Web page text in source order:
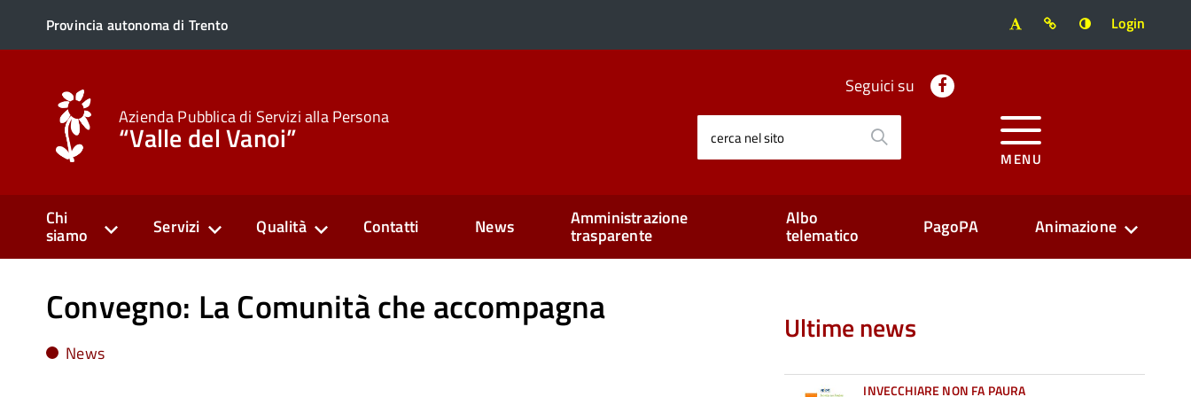
Provincia autonoma di Trento Login
Azienda Pubblica di Servizi alla Persona
“Valle del Vanoi”
Seguici su
cerca nel sito
MENU
Chi
siamo Servizi Qualità Contatti News Amministrazione
trasparente
Albo
telematico PagoPA Animazione
Convegno: La Comunità che accompagna
News
Ultime news
INVECCHIARE NON FA PAURA